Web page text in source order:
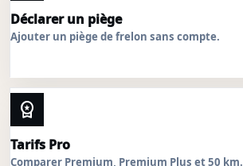
Déclarer un piège
Ajouter un piège de frelon sans compte.
workspace_premium
Tarifs Pro
Comparer Premium, Premium Plus et 50 km.